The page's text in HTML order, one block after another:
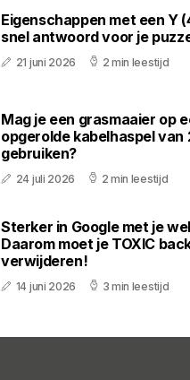
Eigenschappen met een Y
snel antwoord voor je
21 juni 2026 2 min leestijd
Mag je een grasmaaier op
opgerolde kabelhaspel van
gebruiken?
24 juli 2026 2 min leestijd
Sterker in Google met je
Daarom moet je TOXIC
verwijderen!
14 juni 2026 3 min leestijd